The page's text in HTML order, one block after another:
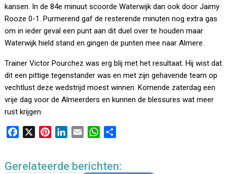
kansen. In de 84e minuut scoorde Waterwijk dan ook door Jaimy
Rooze 0-1. Purmerend gaf de resterende minuten nog extra gas
om in ieder geval een punt aan dit duel over te houden maar
Waterwijk hield stand en gingen de punten mee naar Almere.
Trainer Victor Pourchez was erg blij met het resultaat. Hij wist dat
dit een pittige tegenstander was en met zijn gehavende team op
vechtlust deze wedstrijd moest winnen. Komende zaterdag een
vrije dag voor de Almeerders en kunnen de blessures wat meer
rust krijgen.
e
t
k
i
W
t
e
Gerelateerde berichten: